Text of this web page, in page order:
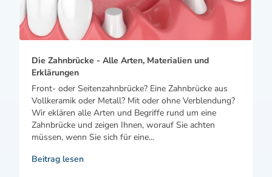
Die Zahnbrücke - Alle Arten, Materialien und
Erklärungen
Front- oder Seitenzahnbrücke? Eine Zahnbrücke aus
Vollkeramik oder Metall? Mit oder ohne Verblendung?
Wir eklären alle Arten und Begriffe rund um eine
Zahnbrücke und zeigen Ihnen, worauf Sie achten
müssen, wenn Sie sich für eine...
Beitrag lesen